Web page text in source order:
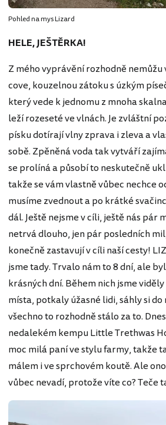
Pohled na mys Lizard
HELE, JEŠTĚRKA!
Z mého vyprávění rozhodně nemůžu
cove, kouzelnou zátoku s úzkým
který vede k jednomu z mnoha
leží rozeseté ve vlnách. Je zvláštní
písku dotírají vlny zprava i zleva a
sobě. Zpěněná voda tak vytváří
se prolíná a působí to neskutečně
takže se vám vlastně vůbec nechce
musíme zvednout a po krátké
dál. Ještě nejsme v cíli, ještě nás pár
netrvá dlouho, jen pár posledních
konečně zastavují v cíli naší cesty!
jsme tady. Trvalo nám to 8 dní, ale
krásných dní. Během nich jsme
místa, potkaly úžasné lidi, sáhly si do
všechno to rozhodně stálo za to.
nedalekém kempu Little Trethwas
moc milá paní ve stylu farmy, takže
málem i ve sprchovém koutě. Ale
vůbec nevadí, protože víte co? Teče